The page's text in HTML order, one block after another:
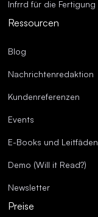
Infrrd für die Fertigung
Ressourcen
Blog
Nachrichtenredaktion
Kundenreferenzen
Events
E-Books und Leitfäden
Demo (Will it Read?)
Newsletter
Preise